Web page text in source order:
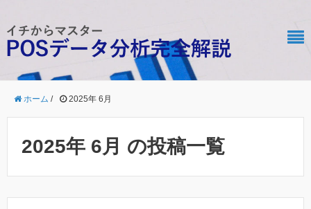
ホーム / 2025年 6月
2025年 6月 の投稿一覧